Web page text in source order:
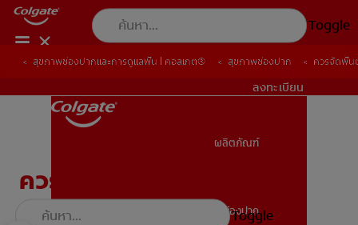
Toggle
ลงทะเบียน
ผลิตภัณฑ์
สุขภาพช่องปาก
Toggle
สุขภาพช่องปากและการดูแลฟัน | คอลเกต® สุขภาพช่องปาก ควรจัดฟัน
ควรจัดฟันตอนอายุเท่าไหร่?